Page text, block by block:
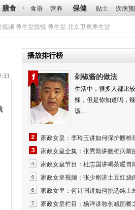
膳食 食谱 营养 保健 贴士 疾病
视频 养生堂悦悦 养生堂 北京卫视养生堂
播放排行榜
剁椒酱的做法
生活中，很多人都比
辣，但是你知道吗，
该...
家政女皇：李玲玉讲如何保护腰椎
家政女皇全集：张秀勤讲腰椎病前
家政女皇节目：杜志国讲喝茶暖胃
家政女皇视频：张少刚讲土豆红烧
家政女皇：何计国讲如何挑选纯土
家政女皇栏目：杨洋讲独创减肥餐